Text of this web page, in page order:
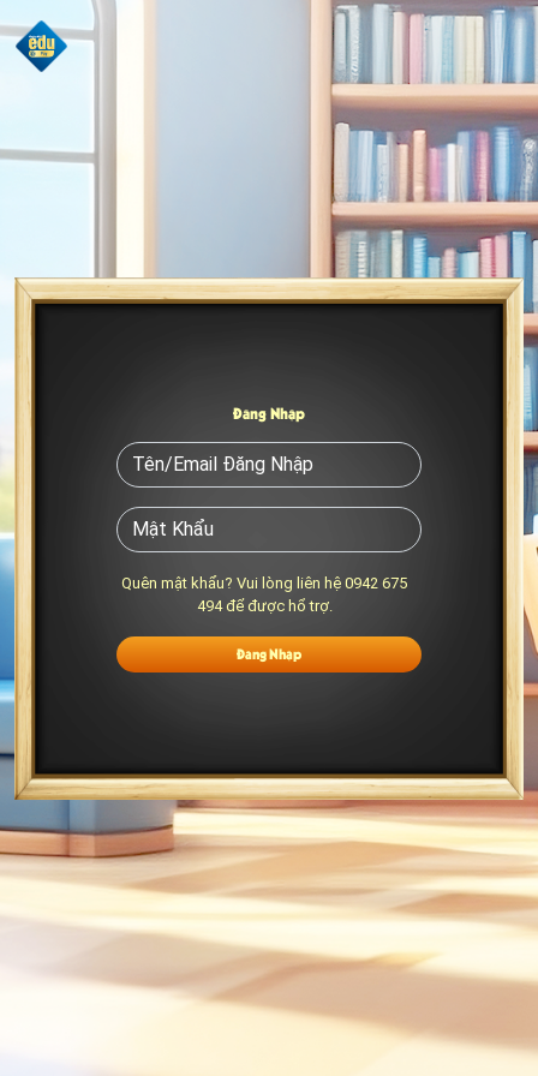
Đăng Nhập
Quên mật khẩu? Vui lòng liên hệ 0942 675
494 để được hổ trợ.
Đăng Nhập